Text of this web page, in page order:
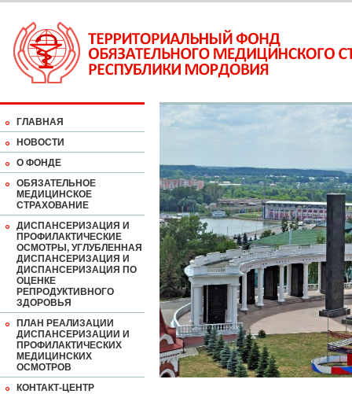
ГЛАВНАЯ
НОВОСТИ
О ФОНДЕ
ОБЯЗАТЕЛЬНОЕ
МЕДИЦИНСКОЕ
СТРАХОВАНИЕ
ДИСПАНСЕРИЗАЦИЯ И
ПРОФИЛАКТИЧЕСКИЕ
ОСМОТРЫ, УГЛУБЛЕННАЯ
ДИСПАНСЕРИЗАЦИЯ И
ДИСПАНСЕРИЗАЦИЯ ПО
ОЦЕНКЕ
РЕПРОДУКТИВНОГО
ЗДОРОВЬЯ
ПЛАН РЕАЛИЗАЦИИ
ДИСПАНСЕРИЗАЦИИ И
ПРОФИЛАКТИЧЕСКИХ
МЕДИЦИНСКИХ
ОСМОТРОВ
КОНТАКТ-ЦЕНТР